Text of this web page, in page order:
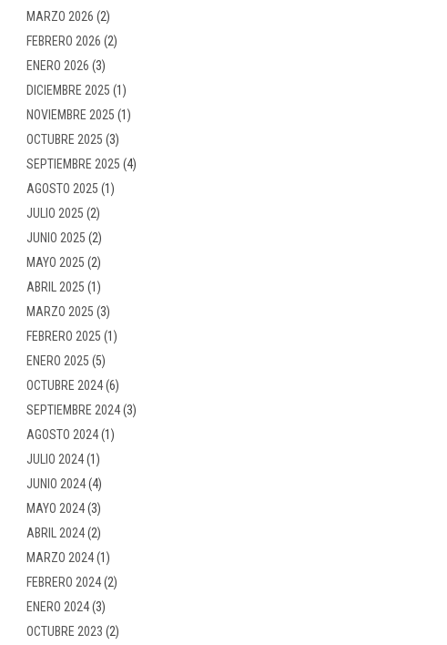
MARZO 2026 (2)
FEBRERO 2026 (2)
ENERO 2026 (3)
DICIEMBRE 2025 (1)
NOVIEMBRE 2025 (1)
OCTUBRE 2025 (3)
SEPTIEMBRE 2025 (4)
AGOSTO 2025 (1)
JULIO 2025 (2)
JUNIO 2025 (2)
MAYO 2025 (2)
ABRIL 2025 (1)
MARZO 2025 (3)
FEBRERO 2025 (1)
ENERO 2025 (5)
OCTUBRE 2024(6)
SEPTIEMBRE 2024(3)
AGOSTO 2024(1)
JULIO 2024(1)
JUNIO 2024(4)
MAYO 2024(3)
ABRIL 2024(2)
MARZO 2024(1)
FEBRERO 2024(2)
ENERO 2024(3)
OCTUBRE 2023 (2)